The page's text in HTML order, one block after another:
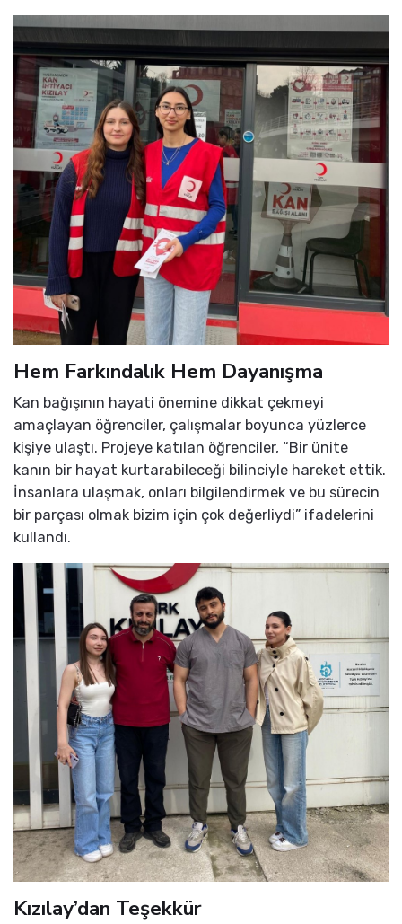
Hem Farkındalık Hem Dayanışma
Kan bağışının hayati önemine dikkat çekmeyi
amaçlayan öğrenciler, çalışmalar boyunca yüzlerce
kişiye ulaştı. Projeye katılan öğrenciler, “Bir ünite
kanın bir hayat kurtarabileceği bilinciyle hareket ettik.
İnsanlara ulaşmak, onları bilgilendirmek ve bu sürecin
bir parçası olmak bizim için çok değerliydi” ifadelerini
kullandı.
Kızılay’dan Teşekkür